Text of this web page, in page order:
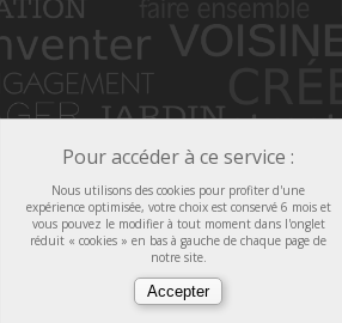
Pour accéder à ce service :
Nous utilisons des cookies pour profiter d'une
expérience optimisée, votre choix est conservé 6 mois et
vous pouvez le modifier à tout moment dans l'onglet
réduit « cookies » en bas à gauche de chaque page de
notre site.